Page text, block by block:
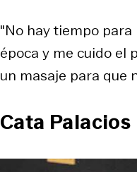
"No hay tiempo
época y me cuido el
un masaje para que
Cata Palacios